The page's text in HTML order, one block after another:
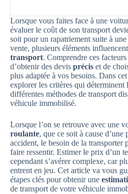
Lorsque vous faites face à une
évaluer le coût de son transport
soit pour un rapatriement suite à
vente, plusieurs éléments
transport. Comprendre ces
d’obtenir des devis précis et de
plus adaptée à vos besoins. Dans
explorer les critères qui déterminent
différentes méthodes de transport
véhicule immobilisé.
Lorsque l’on se retrouve avec une
roulante, que ce soit à cause d’une
accident, le besoin de la transporter
faire ressentir. Estimer le prix d’un
cependant s’avérer complexe, car
entrent en jeu. Cet article va vous
étapes clés pour obtenir une
de transport de votre véhicule